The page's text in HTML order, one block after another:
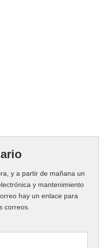
y a partir de mañana un
y mantenimiento
hay un enlace para
correos.